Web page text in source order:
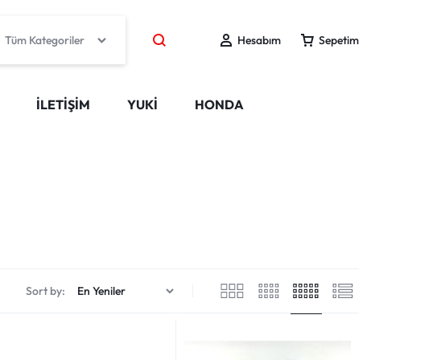
Tüm Kategoriler Hesabım Sepetim
İLETIŞIM YUKİ HONDA
Sort by: